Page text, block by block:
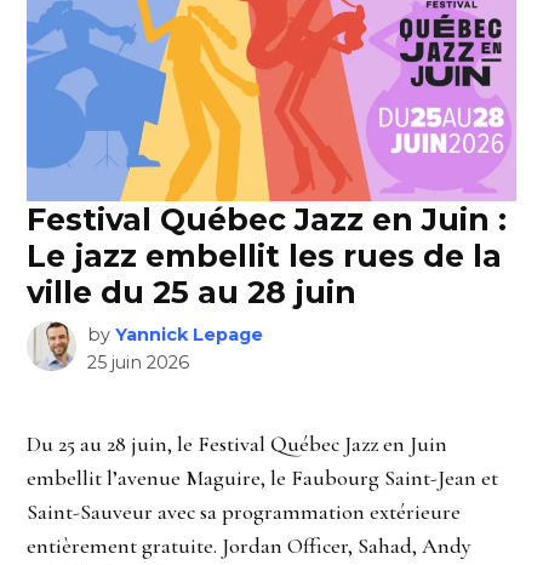
Festival Québec Jazz en Juin :
Le jazz embellit les rues de la
ville du 25 au 28 juin
by Yannick Lepage
25 juin 2026
Du 25 au 28 juin, le Festival Québec Jazz en Juin
embellit l’avenue Maguire, le Faubourg Saint-Jean et
Saint-Sauveur avec sa programmation extérieure
entièrement gratuite. Jordan Officer, Sahad, Andy